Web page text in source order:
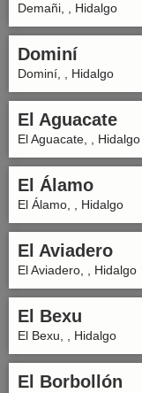
Demañi, , Hidalgo
Dominí
Dominí, , Hidalgo
El Aguacate
El Aguacate, , Hidalgo
El Álamo
El Álamo, , Hidalgo
El Aviadero
El Aviadero, , Hidalgo
El Bexu
El Bexu, , Hidalgo
El Borbollón